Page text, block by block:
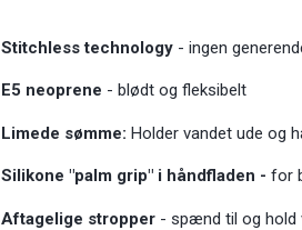
Stitchless technology - ingen
E5 neoprene - blødt og fleksibelt
Limede sømme:Holder vandet ude og
Silikone "palm grip" i håndfladen -for
Aftagelige stropper - spænd til og hold